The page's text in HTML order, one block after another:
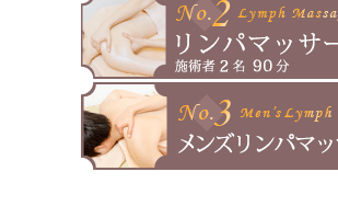
2025年1月
2024年12月
2024年11月
2024年10月